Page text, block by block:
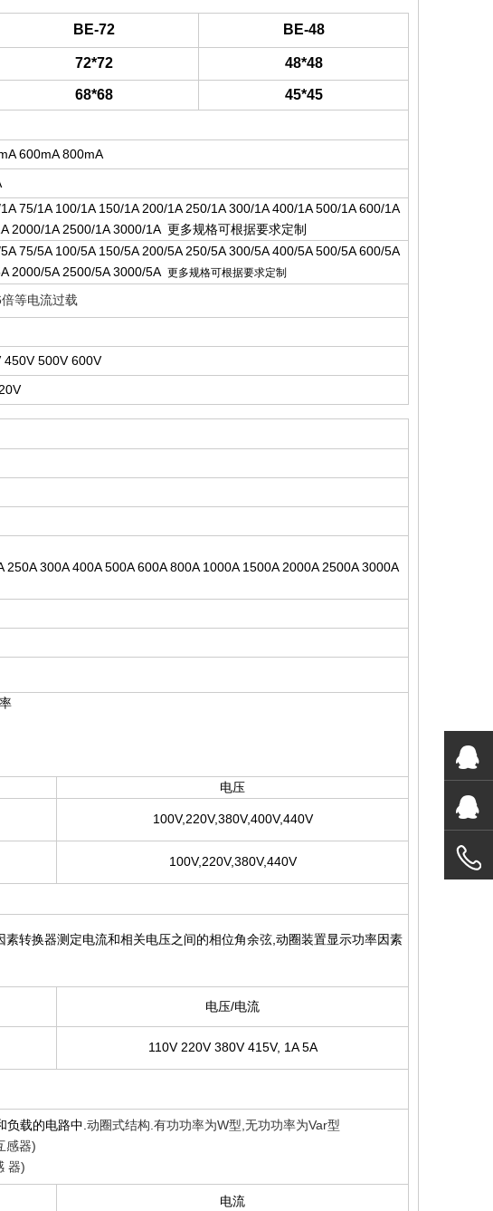
BE-72 BE-48
72*72 48*48
68*68 45*45
600mA 800mA
75/1A 100/1A 150/1A 200/1A 250/1A 300/1A 400/1A 500/1A 600/1A
2000/1A 2500/1A 3000/1A 更多规格可根据要求定制
75/5A 100/5A 150/5A 200/5A 250/5A 300/5A 400/5A 500/5A 600/5A
2000/5A 2500/5A 3000/5A 更多规格可根据要求定制
等电流过载
450V 500V 600V
250A 300A 400A 500A 600A 800A 1000A 1500A 2000A 2500A 3000A
电压
100V,220V,380V,400V,440V
100V,220V,380V,440V
转换器测定电流和相关电压之间的相位角余弦,动圈装置显示功率因素
电压/电流
110V 220V 380V 415V, 1A 5A
载的电路中. 动圈式结构.有功功率为W型,无功功率为Var型
感器)
器)
电流